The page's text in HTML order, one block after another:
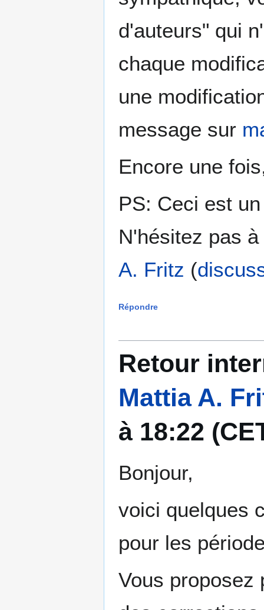
d'auteurs" qui
chaque
une
message sur
Encore une
PS: Ceci est
N'hésitez pas
A. Fritz (
Répondre
Retour
Mattia A.
à 18:22
Bonjour,
voici quelques
pour les
Vous proposez